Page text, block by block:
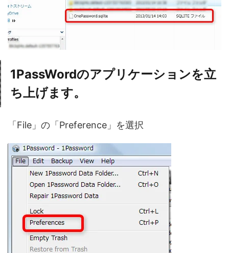
1PassWordのアプリケーションを立
ち上げます。
「File」の「Preference」を選択